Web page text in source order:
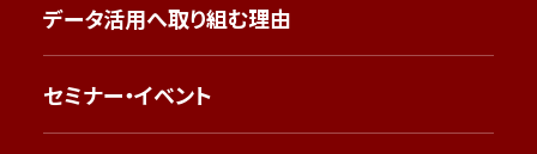
データ活用へ取り組む理由
セミナー・イベント